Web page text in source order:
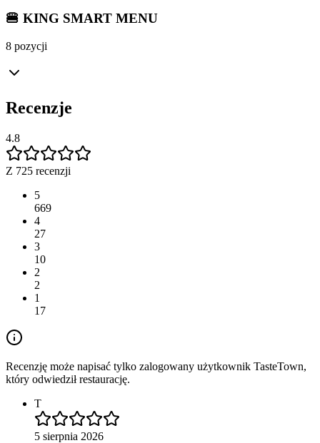
🍔 KING SMART MENU
8 pozycji
Recenzje
4.8
Z 725 recenzji
5
669
4
27
3
10
2
2
1
17
Recenzję może napisać tylko zalogowany użytkownik TasteTown,
który odwiedził restaurację.
T
5 sierpnia 2026